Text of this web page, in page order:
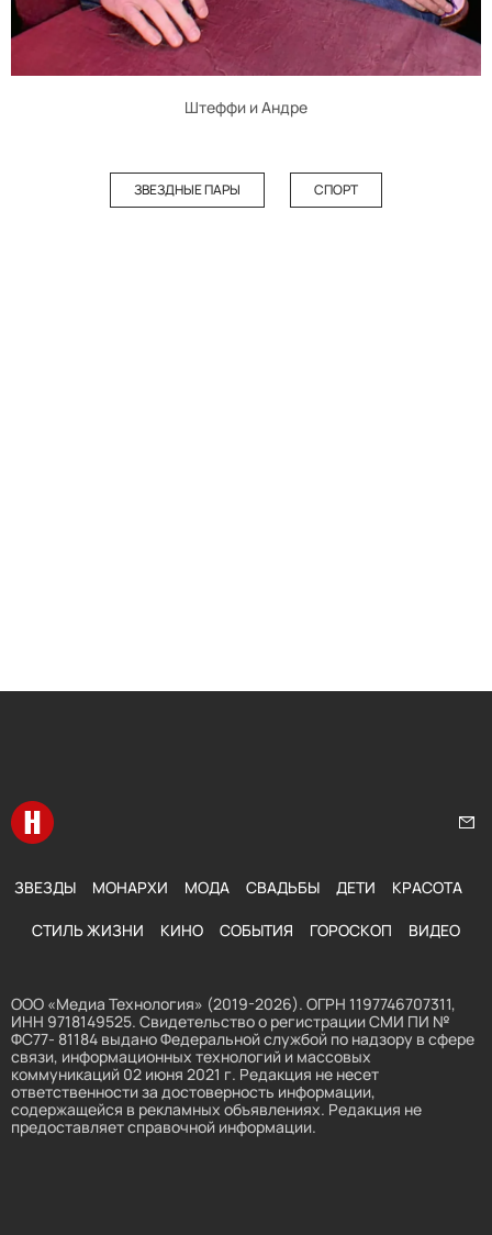
Штеффи и Андре
ЗВЕЗДНЫЕ ПАРЫ СПОРТ
Перейти на главную
ЗВЕЗДЫ МОНАРХИ МОДА СВАДЬБЫ ДЕТИ КРАСОТА
СТИЛЬ ЖИЗНИ КИНО СОБЫТИЯ ГОРОСКОП ВИДЕО
ООО «Медиа Технология» (2019-2026). ОГРН 1197746707311,
ИНН 9718149525. Свидетельство о регистрации СМИ ПИ №
ФС77- 81184 выдано Федеральной службой по надзору в сфере
связи, информационных технологий и массовых
коммуникаций 02 июня 2021 г. Редакция не несет
ответственности за достоверность информации,
содержащейся в рекламных объявлениях. Редакция не
предоставляет справочной информации.